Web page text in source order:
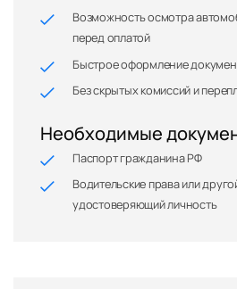
Возможность осмотра
перед оплатой
Быстрое оформление
Без скрытых комиссий и
Необходимые
Паспорт гражданина РФ
Водительские права или
удостоверяющий личность